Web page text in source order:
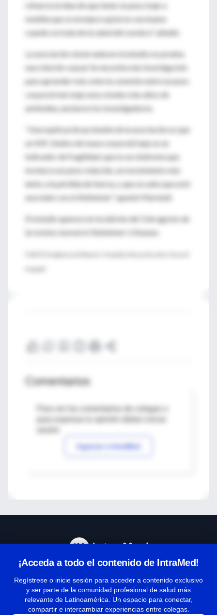
refuerza la idea de que tener un peso bajo a
medida que se envejece quizá no sea bueno
cuando se trata de la salud del cerebro", añadió.
La asociación observada en el estudio no prueba
una relación causal. Se necesita más investigación
para aprender más sobe la conexión entre un peso
corporal más bajo unos niveles más altos de
amiloidea, anotaron los investigadores.
"Una explicación probable de la asociación es que
un IMC (índice de masa corporal) bajo es un
indicador de fragilidad, que es un síndrome que
involucra un peso reducido, un movimiento más
lento y la pérdida de fuerza, y que se sabe que está
asociado con el Alzheimer", apuntó Marshall.
El estudio aparece en la edición del 3 de agosto de
la revista Journal of Alzheimer's Disease.
Comentarios
Para ver los comentarios de colegas o
Ingresar a IntraMed
¡Acceda a todo el contenido de IntraMed!
Regístrese o inicie sesión para acceder a contenido exclusivo
y ser parte de la comunidad profesional de salud más
relevante de Latinoamérica. Un espacio para conectar,
compartir e intercambiar experiencias entre colegas.
Términos y condiciones